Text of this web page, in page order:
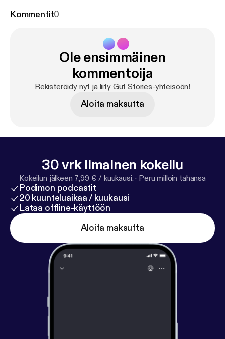
Alania IG- danisa_alania [
] ialania0520@gmail.com
Kommentit0
Ole ensimmäinen
kommentoija
Rekisteröidy nyt ja liity Gut Stories-yhteisöön!
Aloita maksutta
30 vrk ilmainen kokeilu
Kokeilun jälkeen 7,99 € / kuukausi. · Peru milloin tahansa
Podimon podcastit
20 kuunteluaikaa / kuukausi
Lataa offline-käyttöön
Aloita maksutta